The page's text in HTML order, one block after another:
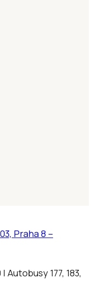
Praha 8 –
Autobusy 177, 183,